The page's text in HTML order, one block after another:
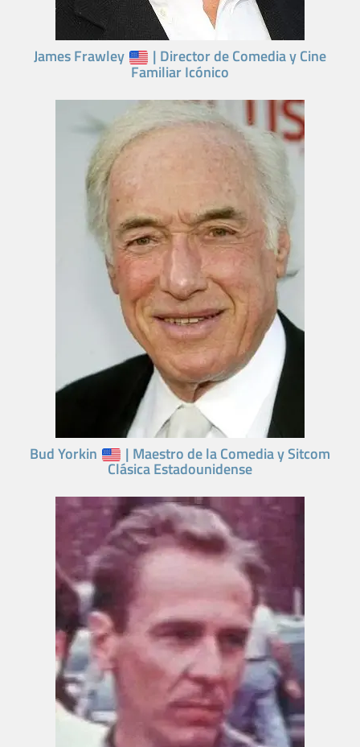
James Frawley | Director de Comedia y Cine
Familiar Icónico
Bud Yorkin | Maestro de la Comedia y Sitcom
Clásica Estadounidense